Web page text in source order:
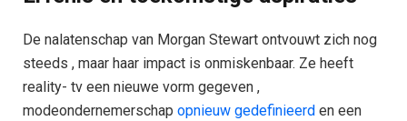
De nalatenschap van Morgan Stewart ontvouwt zich nog
steeds , maar haar impact is onmiskenbaar. Ze heeft
reality- tv een nieuwe vorm gegeven ,
modeondernemerschap opnieuw gedefinieerd en een